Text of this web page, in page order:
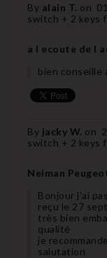
By alain T. on
switch + 2 keys
a l ecoute de l
bien conseille
By jacky W. on
switch + 2 keys
Neiman
Bonjour j'ai
reçu le 27
très bien
qualité
je
salutation